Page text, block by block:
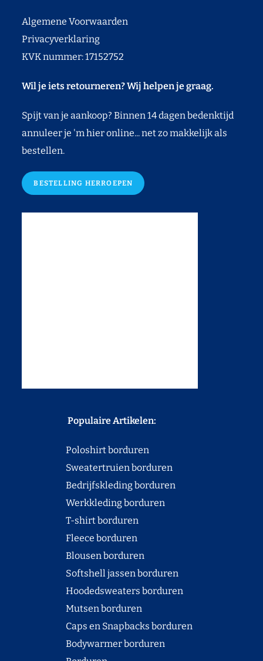
Algemene Voorwaarden
Privacyverklaring
KVK nummer: 17152752
Wil je iets retourneren? Wij helpen je graag.
Spijt van je aankoop? Binnen 14 dagen bedenktijd
annuleer je 'm hier online... net zo makkelijk als
bestellen.
BESTELLING HERROEPEN
Populaire Artikelen:
Poloshirt borduren
Sweatertruien borduren
Bedrijfskleding borduren
Werkkleding borduren
T-shirt borduren
Fleece borduren
Blousen borduren
Softshell jassen borduren
Hoodedsweaters borduren
Mutsen borduren
Caps en Snapbacks borduren
Bodywarmer borduren